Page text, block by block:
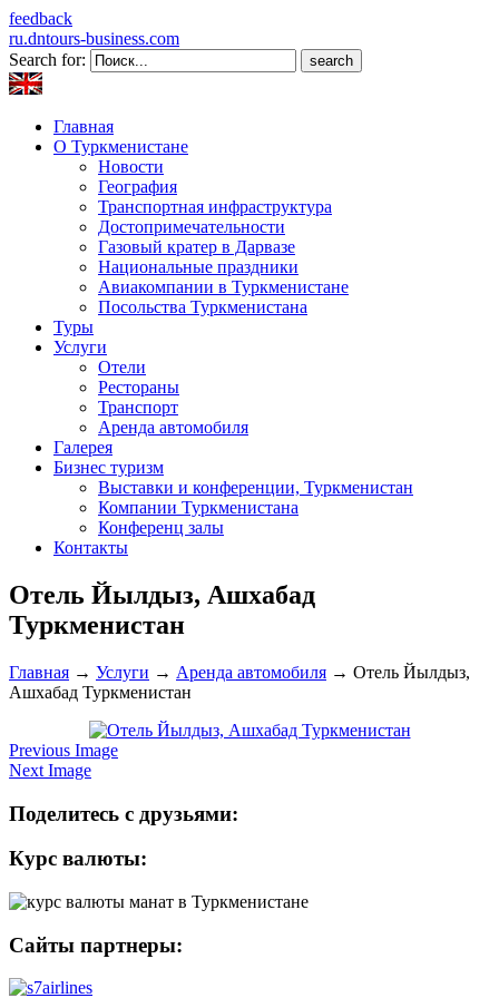
feedback
ru.dntours-business.com
Search for:
Главная
О Туркменистане
Новости
География
Транспортная инфраструктура
Достопримечательности
Газовый кратер в Дарвазе
Национальные праздники
Авиакомпании в Туркменистане
Посольства Туркменистана
Туры
Услуги
Отели
Рестораны
Транспорт
Аренда автомобиля
Галерея
Бизнес туризм
Выставки и конференции, Туркменистан
Компании Туркменистана
Конференц залы
Контакты
Отель Йылдыз, Ашхабад
Туркменистан
Главная → Услуги → Аренда автомобиля → Отель Йылдыз,
Ашхабад Туркменистан
Previous Image
Next Image
Поделитесь с друзьями:
Курс валюты:
Сайты партнеры: